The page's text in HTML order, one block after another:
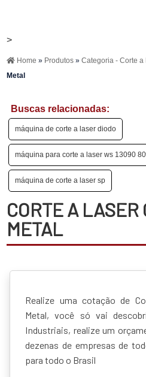
>
Home » Produtos»Categoria - Corte
Metal
Buscas relacionadas:
máquina de corte a laser diodo
máquina para corte a laser ws 13090
máquina de corte a laser sp
CORTE A LASER
METAL
Realize uma cotação de
Metal, você só vai
Industriais, realize um
dezenas de empresas de
para todo o Brasil